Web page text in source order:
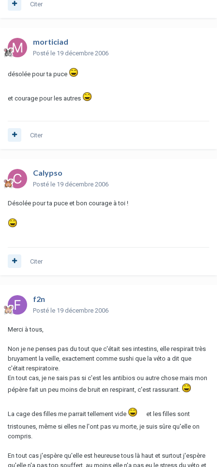
Citer
morticiad
Posté le 19 décembre 2006
désolée pour ta puce
et courage pour les autres
Citer
Calypso
Posté le 19 décembre 2006
Désolée pour ta puce et bon courage à toi !
Citer
f2n
Posté le 19 décembre 2006
Merci à tous,
Non je ne penses pas du tout que c'était ses intestins, elle respirait très
bruyament la veille, exactement comme sushi que la véto a dit que
c'était respiratoire.
En tout cas, je ne sais pas si c'est les antibios ou autre chose mais mon
pépère fait un peu moins de bruit en respirant, c'est rassurant.
La cage des filles me parrait tellement vide
et les filles sont
tristounes, même si elles ne l'ont pas vu morte, je suis sûre qu'elle on
compris.
En tout cas j'espère qu'elle est heureuse tous là haut et surtout j'espère
qu'elle n'a pas top souffert, au moins elle n'a pas eu le stress du véto et